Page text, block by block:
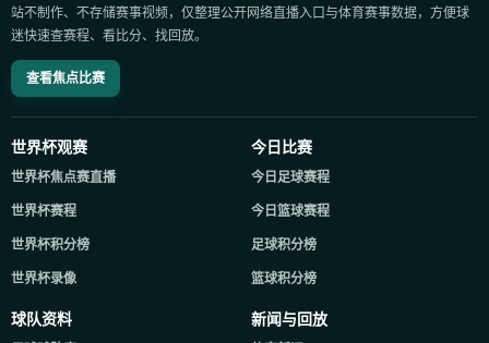
站不制作、不存储赛事视频，仅整理公开网络直播入口与体育赛事数据，方便球
迷快速查赛程、看比分、找回放。
查看焦点比赛
世界杯观赛
世界杯焦点赛直播
世界杯赛程
世界杯积分榜
世界杯录像
今日比赛
今日足球赛程
今日篮球赛程
足球积分榜
篮球积分榜
球队资料 新闻与回放